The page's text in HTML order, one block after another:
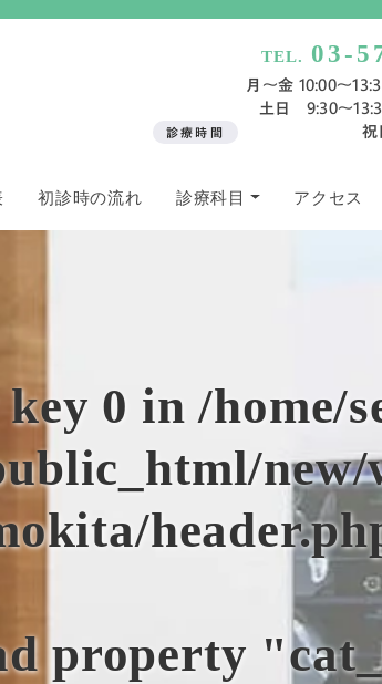
TEL. 03-
診療時間
月〜金 10:00～
土日 9:30～
初診時の流れ 診療科目 アクセス
key 0 in/home/
new/
property